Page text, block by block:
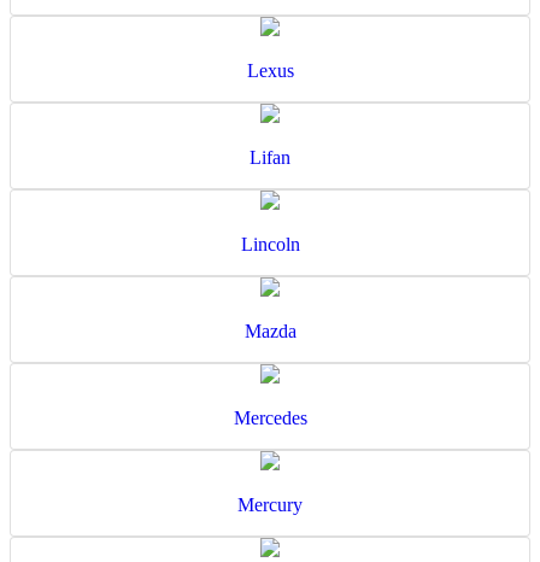
Lexus
Lifan
Lincoln
Mazda
Mercedes
Mercury